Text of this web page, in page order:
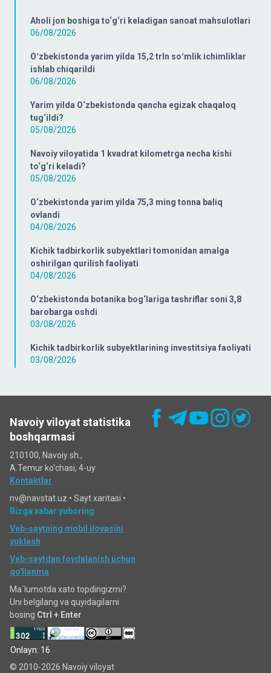
Aholi jon boshiga to‘g‘ri keladigan sanoat mahsulotlari
06/08/2026
Oʻzbekistonda yarim yilda 15,2 trln soʻmlik ichimliklar
ishlab chiqarildi
06/08/2026
Yarim yilda O‘zbekistonda qancha egizak chaqaloq
tug‘ildi?
05/08/2026
Navoiy viloyatida 1 kvadrat kilometrga necha kishi
to‘g‘ri keladi?
05/08/2026
O‘zbekistonda yarim yilda 75,3 ming tonna baliq
ovlandi
04/08/2026
Kichik tadbirkorlik subyektlari tomonidan amalga
oshirilgan qurilish faoliyati
04/08/2026
O‘zbekistonda botanika bog‘lariga tashriflar soni 3,8
barobarga oshdi
03/08/2026
Kichik tadbirkorlik subyektlarining investitsiya faoliyati
03/08/2026
Navoiy viloyat statistika
boshqarmasi
210100, Navoiy sh.,
A.Temur ko‘chаsi, 4-uy
Kontaktlar
nv@navstat.uz • Sayt xaritasi •
Bizga xabar yuboring
Veb-saytning mobil ilovasini
yuklash
Veb-saytdan foydalanish uchun
qo'llanma
Ma`lumotda xato topdingizmi?
Uni belgilang va quyidagilarni
bosing Ctrl + Enter
Onlayn: 16
© 2010-2026 Navoiy viloyat